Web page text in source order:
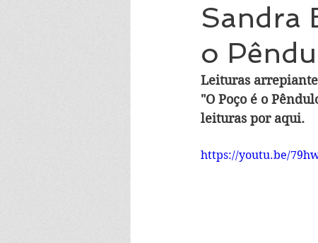
Sandra
o
Leituras
"O Poço é o
leituras por aqui.
https://youtu.be/